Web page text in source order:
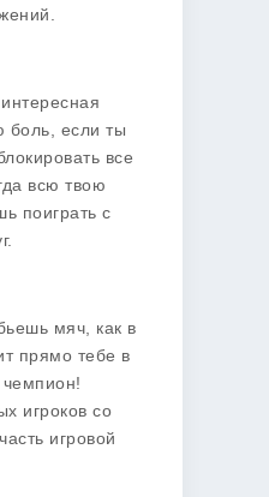
боль, если ты
все
всю твою
поиграть с
мяч, как в
прямо тебе в
игроков со
игровой